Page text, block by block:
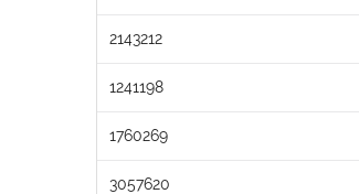
2143212
1241198
1760269
3057620